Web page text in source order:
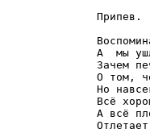
Припев.
А  мы
Зачем
О том,
Но
Всё
А всё